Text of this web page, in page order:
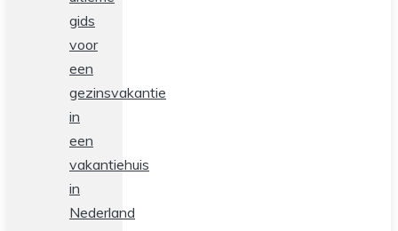
gids
voor
een
gezinsvakantie
in
een
vakantiehuis
in
Nederland